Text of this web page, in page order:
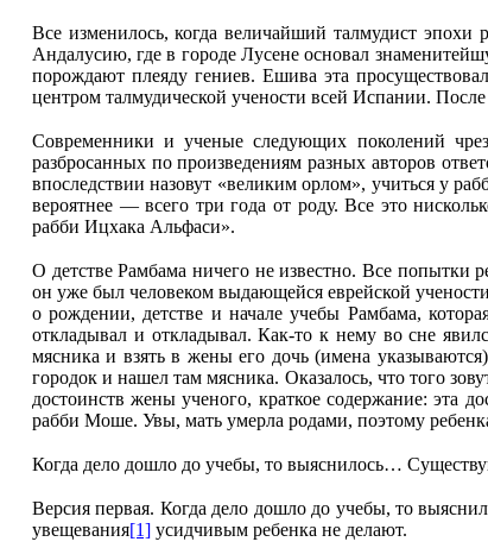
Все изменилось, когда величайший талмудист
Андалусию, где в городе Лусене основал
порождают плеяду гениев. Ешива эта
центром талмудической учености всей Испании.
Современники и ученые следующих поколений
разбросанных по произведениям разных авторов
впоследствии назовут «великим орлом», учиться у
вероятнее — всего три года от роду. Все это
рабби Ицхака Альфаси».
О детстве Рамбама ничего не известно. Все попытки
он уже был человеком выдающейся еврейской
о рождении, детстве и начале учебы Рамбама,
откладывал и откладывал. Как-то к нему во сне
мясника и взять в жены его дочь (имена
городок и нашел там мясника. Оказалось, что того
достоинств жены ученого, краткое содержание: эта
рабби Моше. Увы, мать умерла родами, поэтому
Когда дело дошло до учебы, то выяснилось…
Версия первая. Когда дело дошло до учебы, то
увещева­ния[1]усидчивым ребенка не делают.